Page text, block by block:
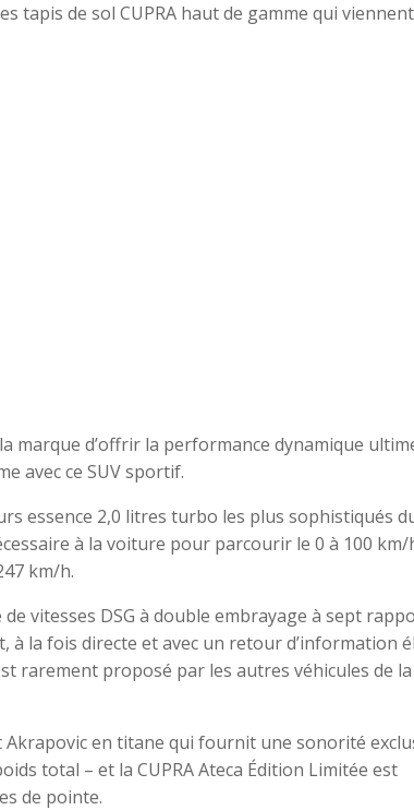
tapis de sol CUPRA haut de gamme qui viennent
marque d’offrir la performance dynamique
avec ce SUV sportif.
essence 2,0 litres turbo les plus sophistiqués
à la voiture pour parcourir le 0 à 100
km/h.
vitesses DSG à double embrayage à sept
la fois directe et avec un retour d’information
rarement proposé par les autres véhicules de la
Akrapovic en titane qui fournit une sonorité
total – et la CUPRA Ateca Édition Limitée est
de pointe.